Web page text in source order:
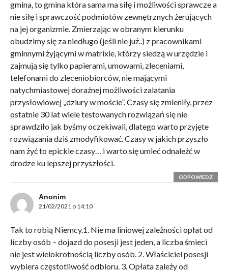
gmina, to gmina która sama ma siłę i możliwości sprawcze a
nie siłę i sprawczość podmiotów zewnętrznych żerujących
na jej organizmie. Zmierzając w obranym kierunku
obudzimy się za niedługo (jeśli nie już..) z pracownikami
gminnymi żyjącymi w matrixie, którzy siedzą w urzędzie i
zajmują się tylko papierami, umowami, zleceniami,
telefonami do zleceniobiorców, nie mającymi
natychmiastowej doraźnej możliwości zalatania
przysłowiowej „dziury w moście”. Czasy się zmieniły, przez
ostatnie 30 lat wiele testowanych rozwiązań się nie
sprawdziło jak byśmy oczekiwali, dlatego warto przyjęte
rozwiązania dziś zmodyfikować. Czasy w jakich przyszło
nam żyć to epickie czasy… i warto się umieć odnaleźć w
drodze ku lepszej przyszłości.
ODPOWIEDZ
Anonim
21/02/2021 o 14:10
Tak to robią Niemcy.1. Nie ma liniowej zależności opłat od
liczby osób – dojazd do posesji jest jeden, a liczba śmieci
nie jest wielokrotnością liczby osób. 2. Właściciel posesji
wybiera częstotliwość odbioru. 3. Opłata zależy od